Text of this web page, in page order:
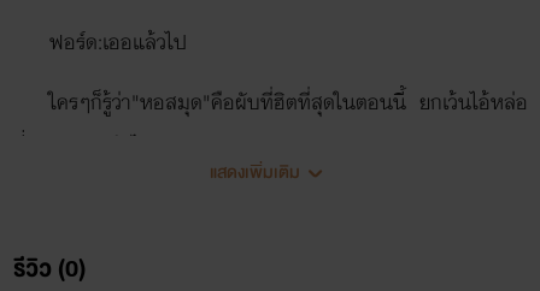
ฟอร์ด:เออแล้วไป
ใครๆก็รู้ว่า"หอสมุด"คือผับที่ฮิตที่สุดในตอนนี้ ยกเว้นไอ้หล่อ
นี่แหละ รอดตัวไปนะกู
แสดงเพิ่มเติม
รีวิว (0)